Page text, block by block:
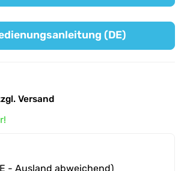
(DE)
Versand
- Ausland abweichend)